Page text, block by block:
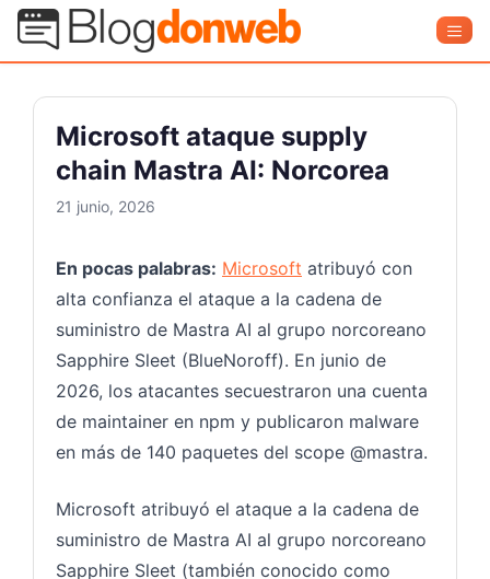
Saltar
contenido
Blog Donweb
Microsoft ataque supply
chain Mastra AI: Norcorea
21 junio, 2026
En pocas palabras: Microsoft atribuyó con
alta confianza el ataque a la cadena de
suministro de Mastra AI al grupo norcoreano
Sapphire Sleet (BlueNoroff). En junio de
2026, los atacantes secuestraron una cuenta
de maintainer en npm y publicaron malware
en más de 140 paquetes del scope @mastra.
Microsoft atribuyó el ataque a la cadena de
suministro de Mastra AI al grupo norcoreano
Sapphire Sleet (también conocido como